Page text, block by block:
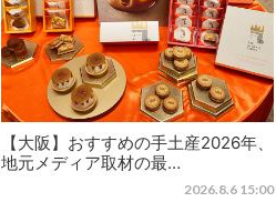
【大阪】おすすめの手土産2026年、
地元メディア取材の最…
2026.8.6 15:00